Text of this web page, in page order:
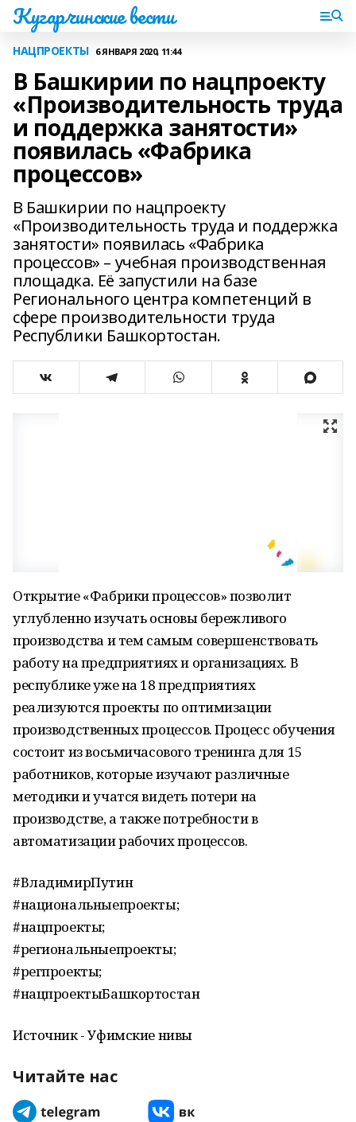
Кугарчинские вести
НАЦПРОЕКТЫ 6 ЯНВАРЯ 2020, 11:44
В Башкирии по нацпроекту
«Производительность труда
и поддержка занятости»
появилась «Фабрика
процессов»
В Башкирии по нацпроекту
«Производительность труда и поддержка
занятости» появилась «Фабрика
процессов» – учебная производственная
площадка. Её запустили на базе
Регионального центра компетенций в
сфере производительности труда
Республики Башкортостан.
Открытие «Фабрики процессов» позволит
углубленно изучать основы бережливого
производства и тем самым совершенствовать
работу на предприятиях и организациях. В
республике уже на 18 предприятиях
реализуются проекты по оптимизации
производственных процессов. Процесс обучения
состоит из восьмичасового тренинга для 15
работников, которые изучают различные
методики и учатся видеть потери на
производстве, а также потребности в
автоматизации рабочих процессов.
#ВладимирПутин
#национальныепроекты;
#нацпроекты;
#региональныепроекты;
#регпроекты;
#нацпроектыБашкортостан
Источник - Уфимские нивы
Читайте нас